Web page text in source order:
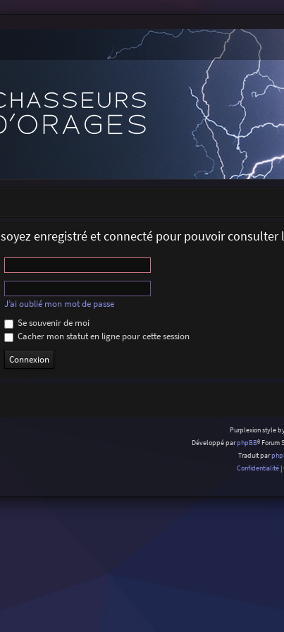
enregistré et connecté pour pouvoir
J’ai oublié mon mot de passe
Se souvenir de moi
Cacher mon statut en ligne pour cette session
Purplexion style
Développé parphpBB® Forum
Traduit par
Confidentialité|